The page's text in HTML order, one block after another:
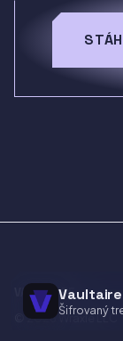
Vaultaire
Šifrovaný
VAULTAIRE
© 2026Wraxle LLC